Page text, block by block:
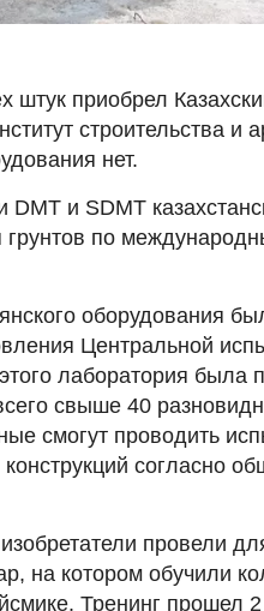
штук приобрел
строительства и
нет.
и SDMT
грунтов по
оборудования
Центральной
лаборатория была
свыше 40
смогут проводить
согласно
провели
на котором обучили
Тренинг прошел